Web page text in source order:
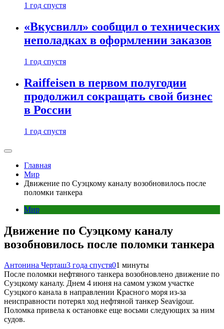
1 год спустя
«Вкусвилл» сообщил о технических
неполадках в оформлении заказов
1 год спустя
Raiffeisen в первом полугодии
продолжил сокращать свой бизнес
в России
1 год спустя
Главная
Мир
Движение по Суэцкому каналу возобновилось после
поломки танкера
Мир
Движение по Суэцкому каналу
возобновилось после поломки танкера
Антонина Черташ3 года спустя01 минуты
После поломки нефтяного танкера возобновлено движение по
Суэцкому каналу. Днем 4 июня на самом узком участке
Суэцкого канала в направлении Красного моря из-за
неисправности потерял ход нефтяной танкер Seavigour.
Поломка привела к остановке еще восьми следующих за ним
судов.